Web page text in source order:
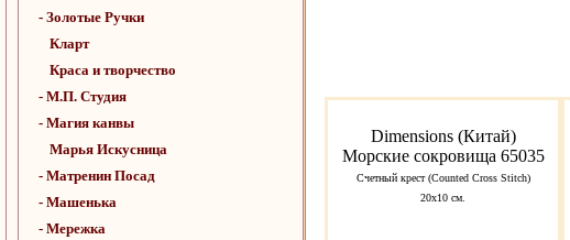
- Золотые Ручки
Кларт
Краса и творчество
- М.П. Студия
- Магия канвы
Марья Искусница
- Матренин Посад
- Машенька
- Мережка
Dimensions (Китай)
Морские сокровища 65035
Счетный крест (Counted Cross Stitch)
20х10 см.